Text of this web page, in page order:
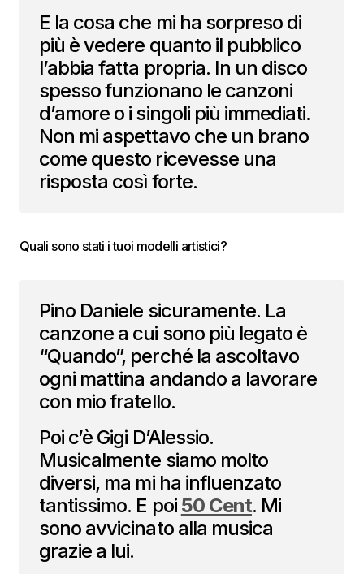
E la cosa che mi ha sorpreso di
più è vedere quanto il pubblico
l’abbia fatta propria. In un disco
spesso funzionano le canzoni
d’amore o i singoli più immediati.
Non mi aspettavo che un brano
come questo ricevesse una
risposta così forte.
Quali sono stati i tuoi modelli artistici?
Pino Daniele sicuramente. La
canzone a cui sono più legato è
“Quando”, perché la ascoltavo
ogni mattina andando a lavorare
con mio fratello.
Poi c’è Gigi D’Alessio.
Musicalmente siamo molto
diversi, ma mi ha influenzato
tantissimo. E poi 50 Cent. Mi
sono avvicinato alla musica
grazie a lui.